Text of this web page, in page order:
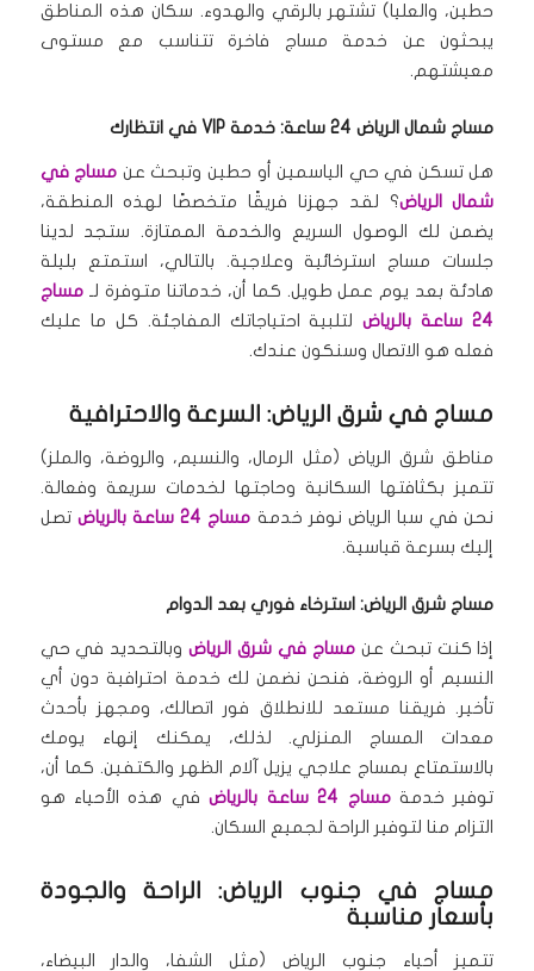
حطين، والعليا) تشتهر بالرقي والهدوء. سكان هذه المناطق
يبحثون عن خدمة مساج فاخرة تتناسب مع مستوى
معيشتهم.
مساج شمال الرياض 24 ساعة: خدمة VIP في انتظارك
هل تسكن في حي الياسمين أو حطين وتبحث عن مساج في
شمال الرياض؟ لقد جهزنا فريقًا متخصصًا لهذه المنطقة،
يضمن لك الوصول السريع والخدمة الممتازة.ستجد لدينا
جلسات مساج استرخائية وعلاجية. بالتالي، استمتع بليلة
هادئة بعد يوم عمل طويل. كما أن، خدماتنا متوفرة لـمساج
24 ساعة بالرياض
لتلبية احتياجاتك المفاجئة. كل ما عليك
فعله هو الاتصال وسنكون عندك.
مساج في شرق الرياض: السرعة والاحترافية
مناطق شرق الرياض (مثل الرمال، والنسيم، والروضة، والملز)
تتميز بكثافتها السكانية وحاجتها لخدمات سريعة وفعالة.
نحن في سبا الرياض نوفر خدمة مساج 24 ساعة بالرياض
تصل
إليك بسرعة قياسية.
مساج شرق الرياض: استرخاء فوري بعد الدوام
إذا كنت تبحث عنمساج في شرق الرياضوبالتحديد في حي
النسيم أو الروضة، فنحن نضمن لك خدمة احترافية دون أي
تأخير.فريقنا مستعد للانطلاق فور اتصالك، ومجهز بأحدث
معدات المساج المنزلي.لذلك، يمكنك إنهاء يومك
بالاستمتاع بمساج علاجي يزيل آلام الظهر والكتفين. كما أن،
توفير خدمةمساج 24 ساعة بالرياض
في هذه الأحياء هو
التزام منا لتوفير الراحة لجميع السكان.
مساج في جنوب الرياض: الراحة والجودة
بأسعار مناسبة
تتميز أحياء جنوب الرياض (مثل الشفا، والدار البيضاء،